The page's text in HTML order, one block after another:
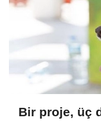
Bir proje, üç